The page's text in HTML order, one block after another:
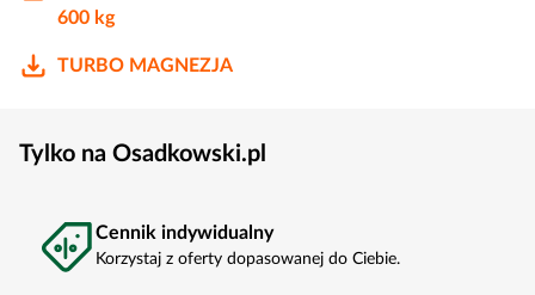
600 kg
TURBO MAGNEZJA
Tylko na Osadkowski.pl
Cennik indywidualny
Korzystaj z oferty dopasowanej do Ciebie.